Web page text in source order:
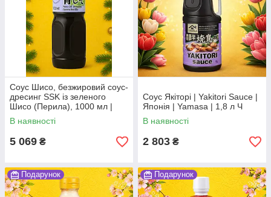
Соус Шисо, безжировий соус-
дресинг SSK із зеленого
Шисо (Перила), 1000 мл |
Non-Oil Dressing Green Perilla
(Ao-jiso) | SSK | 1л,Ю
В наявності
5 069 ₴
Соус Якіторі | Yakitori Sauce |
Японія | Yamasa | 1,8 л Ч
В наявності
2 803 ₴
Подарунок Подарунок